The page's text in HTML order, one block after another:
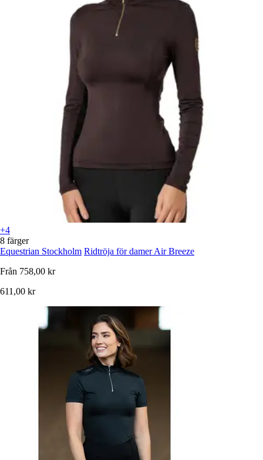
+4
8 färger
Equestrian Stockholm Ridtröja för damer Air Breeze
Från 758,00 kr
611,00 kr